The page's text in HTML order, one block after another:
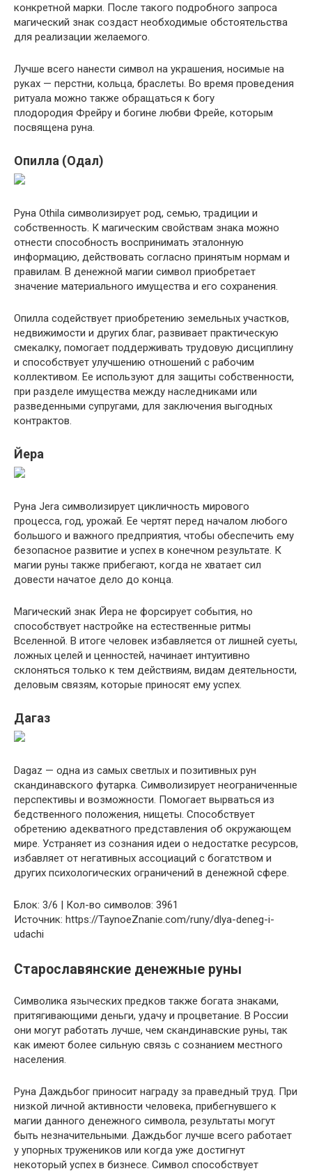
конкретной марки. После такого подробного запроса
магический знак создаст необходимые обстоятельства
для реализации желаемого.
Лучше всего нанести символ на украшения, носимые на
руках — перстни, кольца, браслеты. Во время проведения
ритуала можно также обращаться к богу
плодородия Фрейру и богине любви Фрейе, которым
посвящена руна.
Опилла (Одал)
Руна Othila символизирует род, семью, традиции и
собственность. К магическим свойствам знака можно
отнести способность воспринимать эталонную
информацию, действовать согласно принятым нормам и
правилам. В денежной магии символ приобретает
значение материального имущества и его сохранения.
Опилла содействует приобретению земельных участков,
недвижимости и других благ, развивает практическую
смекалку, помогает поддерживать трудовую дисциплину
и способствует улучшению отношений с рабочим
коллективом. Ее используют для защиты собственности,
при разделе имущества между наследниками или
разведенными супругами, для заключения выгодных
контрактов.
Йера
Руна Jera символизирует цикличность мирового
процесса, год, урожай. Ее чертят перед началом любого
большого и важного предприятия, чтобы обеспечить ему
безопасное развитие и успех в конечном результате. К
магии руны также прибегают, когда не хватает сил
довести начатое дело до конца.
Магический знак Йера не форсирует события, но
способствует настройке на естественные ритмы
Вселенной. В итоге человек избавляется от лишней суеты,
ложных целей и ценностей, начинает интуитивно
склоняться только к тем действиям, видам деятельности,
деловым связям, которые приносят ему успех.
Дагаз
Dagaz — одна из самых светлых и позитивных рун
скандинавского футарка. Символизирует неограниченные
перспективы и возможности. Помогает вырваться из
бедственного положения, нищеты. Способствует
обретению адекватного представления об окружающем
мире. Устраняет из сознания идеи о недостатке ресурсов,
избавляет от негативных ассоциаций с богатством и
других психологических ограничений в денежной сфере.
Блок: 3/6 | Кол-во символов: 3961
Источник: https://TaynoeZnanie.com/runy/dlya-deneg-i-
udachi
Старославянские денежные руны
Символика языческих предков также богата знаками,
притягивающими деньги, удачу и процветание. В России
они могут работать лучше, чем скандинавские руны, так
как имеют более сильную связь с сознанием местного
населения.
Руна Даждьбог приносит награду за праведный труд. При
низкой личной активности человека, прибегнувшего к
магии данного денежного символа, результаты могут
быть незначительными. Даждьбог лучше всего работает
у упорных тружеников или когда уже достигнут
некоторый успех в бизнесе. Символ способствует